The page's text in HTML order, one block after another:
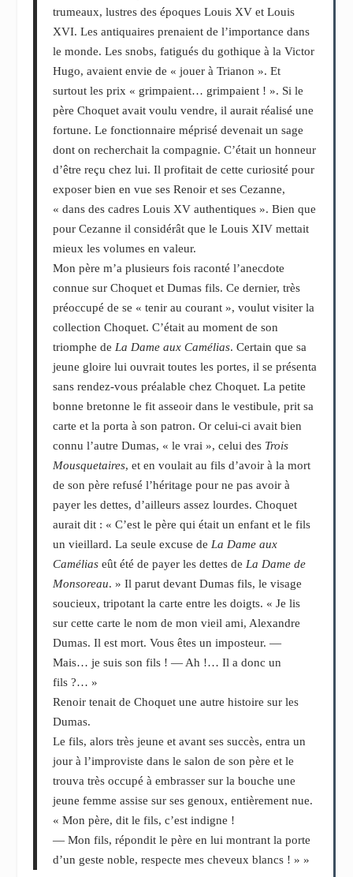
trumeaux, lustres des époques Louis XV et Louis
XVI. Les antiquaires prenaient de l’importance dans
le monde. Les snobs, fatigués du gothique à la Victor
Hugo, avaient envie de « jouer à Trianon ». Et
surtout les prix « grimpaient… grimpaient ! ». Si le
père Choquet avait voulu vendre, il aurait réalisé une
fortune. Le fonctionnaire méprisé devenait un sage
dont on recherchait la compagnie. C’était un honneur
d’être reçu chez lui. Il profitait de cette curiosité pour
exposer bien en vue ses Renoir et ses Cezanne,
« dans des cadres Louis XV authentiques ». Bien que
pour Cezanne il considérât que le Louis XIV mettait
mieux les volumes en valeur.
Mon père m’a plusieurs fois raconté l’anecdote
connue sur Choquet et Dumas fils. Ce dernier, très
préoccupé de se « tenir au courant », voulut visiter la
collection Choquet. C’était au moment de son
triomphe deLa Dame aux Camélias. Certain que sa
jeune gloire lui ouvrait toutes les portes, il se présenta
sans rendez-vous préalable chez Choquet. La petite
bonne bretonne le fit asseoir dans le vestibule, prit sa
carte et la porta à son patron. Or celui-ci avait bien
connu l’autre Dumas, « le vrai », celui des Trois
Mousquetaires, et en voulait au fils d’avoir à la mort
de son père refusé l’héritage pour ne pas avoir à
payer les dettes, d’ailleurs assez lourdes. Choquet
aurait dit : « C’est le père qui était un enfant et le fils
un vieillard. La seule excuse deLa Dame aux
Camélias eût été de payer les dettes deLa Dame de
Monsoreau. » Il parut devant Dumas fils, le visage
soucieux, tripotant la carte entre les doigts. « Je lis
sur cette carte le nom de mon vieil ami, Alexandre
Dumas. Il est mort. Vous êtes un imposteur. —
Mais… je suis son fils ! — Ah !… Il a donc un
fils ?… »
Renoir tenait de Choquet une autre histoire sur les
Dumas.
Le fils, alors très jeune et avant ses succès, entra un
jour à l’improviste dans le salon de son père et le
trouva très occupé à embrasser sur la bouche une
jeune femme assise sur ses genoux, entièrement nue.
« Mon père, dit le fils, c’est indigne !
— Mon fils, répondit le père en lui montrant la porte
d’un geste noble, respecte mes cheveux blancs ! » »